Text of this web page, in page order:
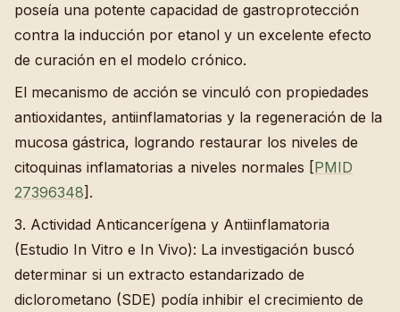
poseía una potente capacidad de gastroprotección
contra la inducción por etanol y un excelente efecto
de curación en el modelo crónico.
El mecanismo de acción se vinculó con propiedades
antioxidantes, antiinflamatorias y la regeneración de la
mucosa gástrica, logrando restaurar los niveles de
citoquinas inflamatorias a niveles normales [PMID
27396348].
3. Actividad Anticancerígena y Antiinflamatoria
(Estudio In Vitro e In Vivo): La investigación buscó
determinar si un extracto estandarizado de
diclorometano (SDE) podía inhibir el crecimiento de